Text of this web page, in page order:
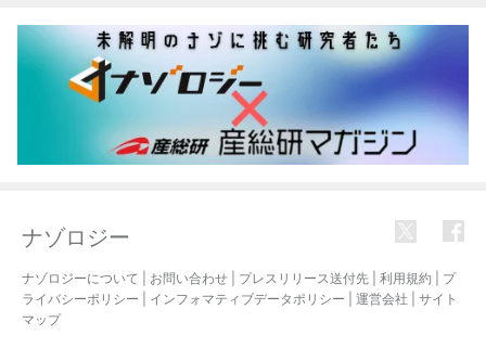
ナゾロジー
ナゾロジーについて お問い合わせ プレスリリース送付先 利用規約
プ
ライバシーポリシー
インフォマティブデータポリシー 運営会社
サイト
マップ